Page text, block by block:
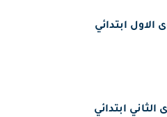
الاول ابتدائي
ابتدائي